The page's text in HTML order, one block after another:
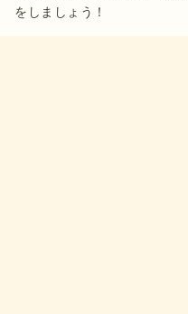
をしましょう！